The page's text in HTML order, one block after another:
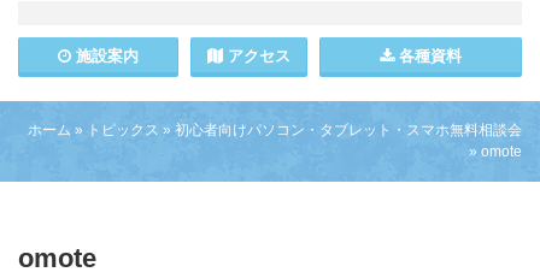
施設案内 アクセス 各種資料
ホーム » トピックス » 初心者向けパソコン・タブレット・スマホ無料相談会
» omote
omote